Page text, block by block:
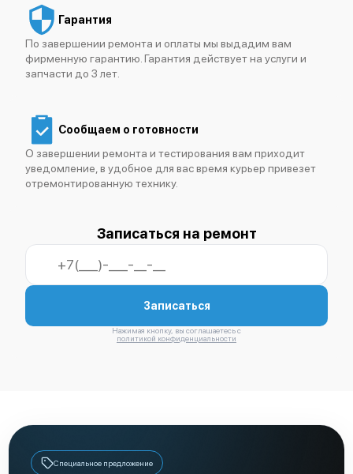
Гарантия
По завершении ремонта и оплаты мы выдадим вам
фирменную гарантию. Гарантия действует на услуги и
запчасти до 3 лет.
Сообщаем о готовности
О завершении ремонта и тестирования вам приходит
уведомление, в удобное для вас время курьер привезет
отремонтированную технику.
Записаться на ремонт
Записаться
Нажимая кнопку, вы соглашаетесь с
политикой конфиденциальности
Специальное предложение